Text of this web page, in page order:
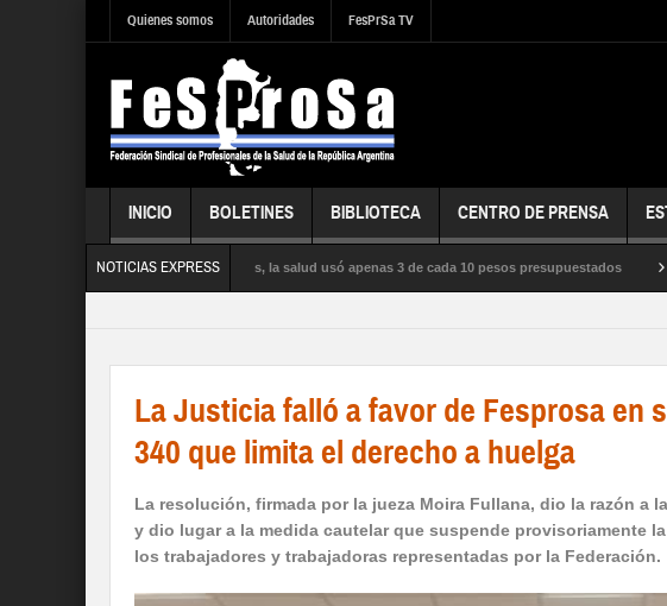
Quienes somos Autoridades FesPrSa TV
INICIO BOLETINES BIBLIOTECA CENTRO DE PRENSA
NOTICIAS EXPRESS
influenza satura los hospitales, la salud usó apenas 3 de cada 10 pesos presupuestados La
La Justicia falló a favor de Fesprosa en
340 que limita el derecho a huelga
La resolución, firmada por la jueza Moira Fullana, dio la razón a
y dio lugar a la medida cautelar que suspende provisoriamente
los trabajadores y trabajadoras representadas por la Federación.